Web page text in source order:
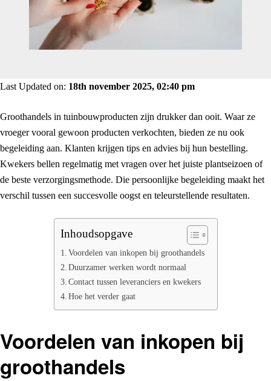
Last Updated on: 18th november 2025, 02:40 pm
Groothandels in tuinbouwproducten zijn drukker dan ooit. Waar ze
vroeger vooral gewoon producten verkochten, bieden ze nu ook
begeleiding aan. Klanten krijgen tips en advies bij hun bestelling.
Kwekers bellen regelmatig met vragen over het juiste plantseizoen of
de beste verzorgingsmethode. Die persoonlijke begeleiding maakt het
verschil tussen een succesvolle oogst en teleurstellende resultaten.
Inhoudsopgave
Voordelen van inkopen bij groothandels
Duurzamer werken wordt normaal
Contact tussen leveranciers en kwekers
Hoe het verder gaat
Voordelen van inkopen bij
groothandels